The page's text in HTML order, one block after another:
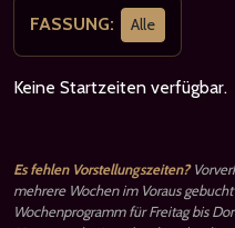
FASSUNG: Alle
Keine Startzeiten verfügbar.
Es fehlen Vorstellungszeiten?
mehrere Wochen im Voraus
Wochenprogramm für Freitag bis